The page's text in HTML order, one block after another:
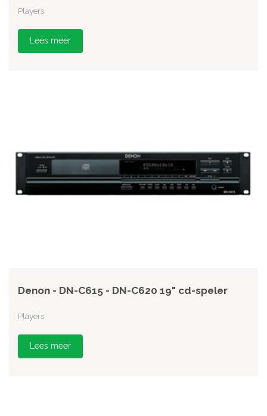
Players
Lees meer
Denon - DN-C615 - DN-C620 19" cd-speler
Players
Lees meer